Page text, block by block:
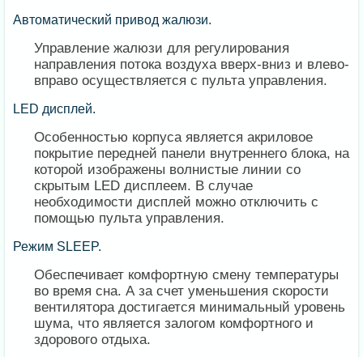
Автоматический привод жалюзи.
Управление жалюзи для регулирования
направления потока воздуха вверх-вниз и влево-
вправо осуществляется с пульта управления.
LED дисплей.
Особенностью корпуса является акриловое
покрытие передней панели внутреннего блока, на
которой изображены волнистые линии со
скрытым LED дисплеем. В случае
необходимости дисплей можно отключить с
помощью пульта управления.
Режим SLEEP.
Обеспечивает комфортную смену температуры
во время сна. А за счет уменьшения скорости
вентилятора достигается минимальный уровень
шума, что является залогом комфортного и
здорового отдыха.